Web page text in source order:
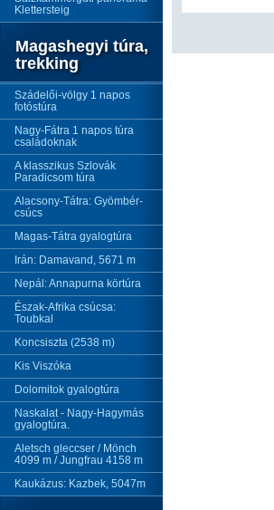
Klettersteig
Magashegyi túra,
trekking
Szádelői-völgy 1 napos
fotóstúra
Nagy-Fátra 1 napos túra
családoknak
A klasszikus Szlovák
Paradicsom túra
Alacsony-Tátra: Gyömbér-
csúcs
Magas-Tátra gyalogtúra
Irán: Damavand, 5671 m
Nepál: Annapurna körtúra
Észak-Afrika csúcsa:
Toubkal
Koncsiszta (2538 m)
Kis Viszóka
Dolomitok gyalogtúra
Naskalat - Nagy-Hagymás
gyalogtúra.
Aletsch gleccser / Mönch
4099 m / Jungfrau 4158 m
Kaukázus: Kazbek, 5047m